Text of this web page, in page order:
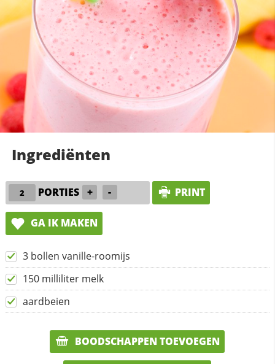
Ingrediënten
PORTIES + - PRINT
GA IK MAKEN
3 bollen vanille-roomijs
150 milliliter melk
aardbeien
BOODSCHAPPEN TOEVOEGEN